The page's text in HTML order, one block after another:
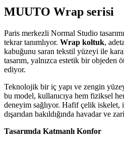
MUUTO Wrap serisi
Paris merkezli Normal Studio
tekrar tanımlıyor. Wrap koltuk,
kabuğunu saran tekstil yüzeyi ile
tasarım, yalnızca estetik bir objeden
ediyor.
Teknolojik bir iç yapı ve zengin
bu model, kullanıcıya hem fiziksel
deneyim sağlıyor. Hafif çelik iskelet,
dışarıdan bakıldığında havadar ve
Tasarımda Katmanlı Konfor